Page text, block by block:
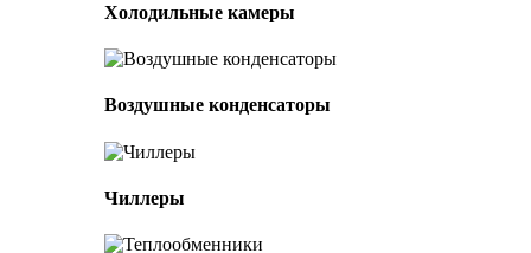
Холодильные камеры
Воздушные конденсаторы
Чиллеры